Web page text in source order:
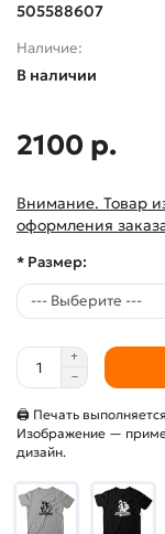
505588607
Наличие:
В наличии
2100 р.
Внимание. Товар
оформления
* Размер:
🖨 Печать
Изображение —
дизайн.